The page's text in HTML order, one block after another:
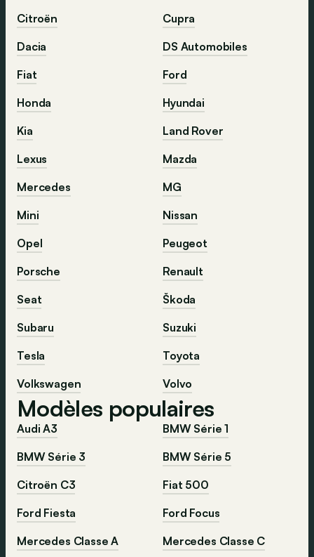
Citroën
Cupra
Dacia
DS Automobiles
Fiat
Ford
Honda
Hyundai
Kia
Land Rover
Lexus
Mazda
Mercedes
MG
Mini
Nissan
Opel
Peugeot
Porsche
Renault
Seat
Škoda
Subaru
Suzuki
Tesla
Toyota
Volkswagen
Volvo
Modèles populaires
Audi A3
BMW Série 1
BMW Série 3
BMW Série 5
Citroën C3
Fiat 500
Ford Fiesta
Ford Focus
Mercedes Classe A
Mercedes Classe C